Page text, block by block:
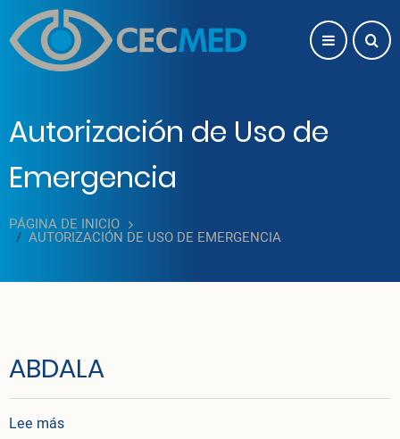
Pasar al contenido principal
Autorización de Uso de
Emergencia
PÁGINA DE INICIO
AUTORIZACIÓN DE USO DE EMERGENCIA
ABDALA
Lee mássobre ABDALA